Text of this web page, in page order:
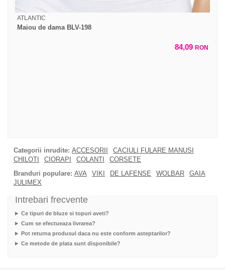
ATLANTIC
Maiou de dama BLV-198
84,09 RON
Categorii inrudite: ACCESORII
CACIULI FULARE MANUSI
CHILOTI
CIORAPI COLANTI
CORSETE
Branduri populare: AVA VIKI DE LAFENSE WOLBAR
GAIA
JULIMEX
Intrebari frecvente
Ce tipuri de bluze si topuri aveti?
Cum se efectueaza livrarea?
Pot returna produsul daca nu este conform asteptarilor?
Ce metode de plata sunt disponibile?